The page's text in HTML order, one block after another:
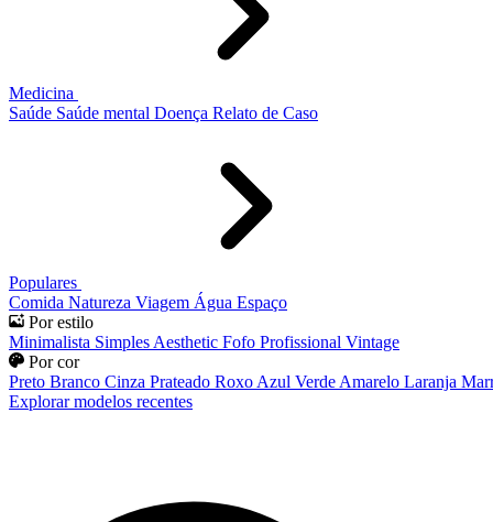
Medicina
Saúde Saúde mental Doença Relato de Caso
Populares
Comida Natureza Viagem Água Espaço
Por estilo
Minimalista Simples Aesthetic Fofo Profissional Vintage
Por cor
Preto Branco Cinza Prateado Roxo Azul Verde Amarelo Laranja
Explorar modelos recentes